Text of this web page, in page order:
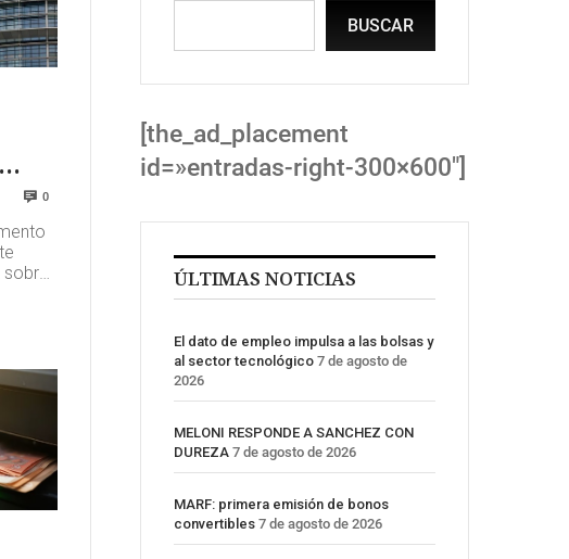
0
sobre
...
BUSCAR
[the_ad_placement
id=»entradas-right-300×600″]
ÚLTIMAS NOTICIAS
El dato de empleo impulsa a las bolsas y
al sector tecnológico 7 de agosto de
2026
MELONI RESPONDE A SANCHEZ CON
DUREZA 7 de agosto de 2026
MARF: primera emisión de bonos
convertibles 7 de agosto de 2026